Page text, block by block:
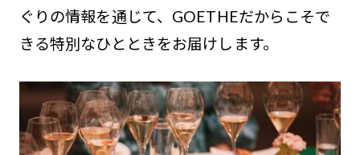
ぐりの情報を通じて、GOETHEだからこそで
きる特別なひとときをお届けします。